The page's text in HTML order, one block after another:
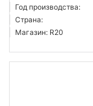
Год производства:
Страна:
Магазин: R20